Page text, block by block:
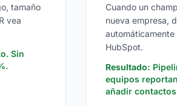
tamaño
vea
Sin
Cuando un
nueva empresa,
HubSpot.
Resultado:
equipos
añadir